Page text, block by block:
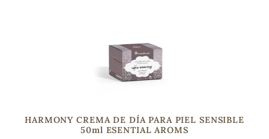
HARMONY CREMA DE DÍA PARA PIEL SENSIBLE
50ml ESENTIAL AROMS